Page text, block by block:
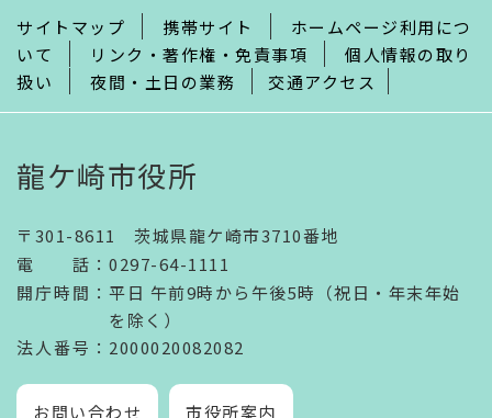
サイトマップ 携帯サイト
ホームページ利用につ
いて
リンク・著作権・免責事項
個人情報の取り
扱い
夜間・土日の業務 交通アクセス
龍ケ崎市役所
〒301-8611 茨城県龍ケ崎市3710番地
電話 ： 0297-64-1111
開庁時間 ： 平日 午前9時から午後5時（祝日・年末年始
を除く）
法人番号 ：2000020082082
お問い合わせ 市役所案内